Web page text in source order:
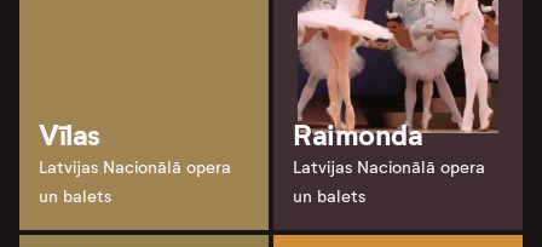
Vīlas
Latvijas Nacionālā opera
un balets
Raimonda
Latvijas Nacionālā opera
un balets